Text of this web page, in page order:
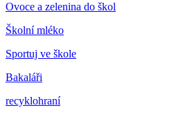
Ovoce a zelenina do škol
Školní mléko
Sportuj ve škole
Bakaláři
recyklohraní